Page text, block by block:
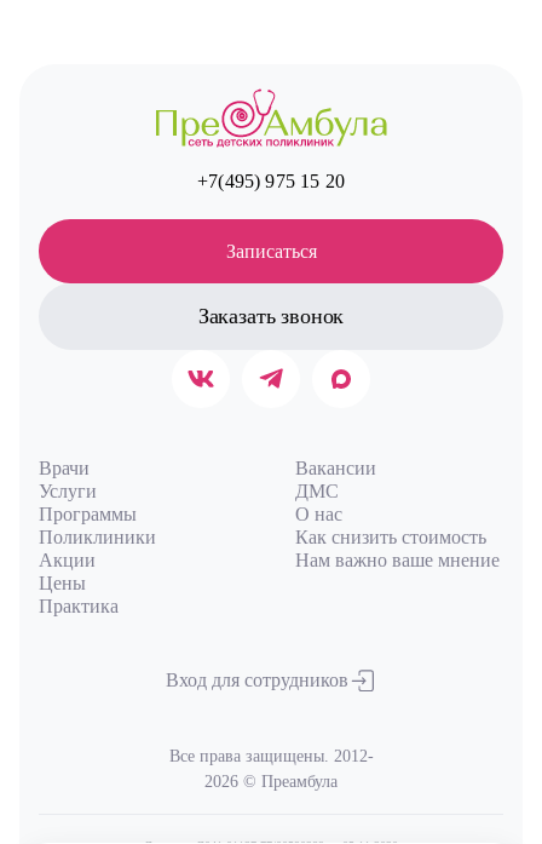
+7(495) 975 15 20
Записаться
Заказать звонок
Врачи
Услуги
Программы
Поликлиники
Акции
Цены
Практика
Вакансии
ДМС
О нас
Как снизить стоимость
Нам важно ваше мнение
Вход для сотрудников
Все права защищены. 2012-
2026 © Преамбула